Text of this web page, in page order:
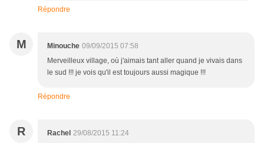
Répondre
M Minouche 09/09/2015 07:58
Merveilleux village, où j'aimais tant aller quand je vivais dans
le sud !!! je vois qu'il est toujours aussi magique !!!
Répondre
R Rachel 29/08/2015 11:24